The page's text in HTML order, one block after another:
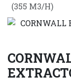
(355 M3/H)